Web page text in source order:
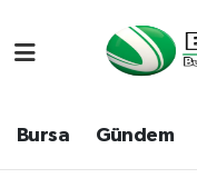
Bursa Gündem
Bursa
Hava Durumu